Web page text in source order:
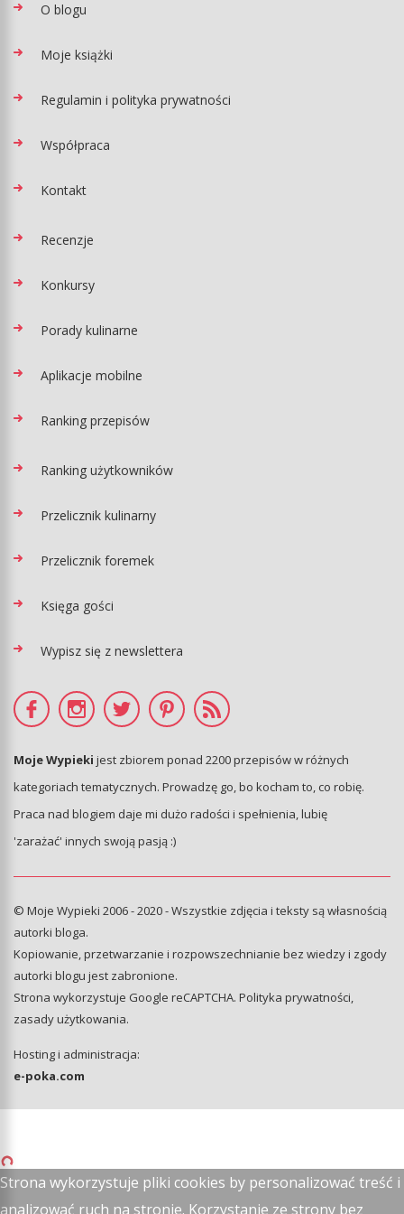
O blogu
Moje książki
Regulamin i polityka prywatności
Współpraca
Kontakt
Recenzje
Konkursy
Porady kulinarne
Aplikacje mobilne
Ranking przepisów
Ranking użytkowników
Przelicznik kulinarny
Przelicznik foremek
Księga gości
Wypisz się z newslettera
Moje Wypieki jest zbiorem ponad 2200 przepisów w różnych
kategoriach tematycznych. Prowadzę go, bo kocham to, co robię.
Praca nad blogiem daje mi dużo radości i spełnienia, lubię
'zarażać' innych swoją pasją :)
© Moje Wypieki 2006 - 2020 - Wszystkie zdjęcia i teksty są własnością
autorki bloga.
Kopiowanie, przetwarzanie i rozpowszechnianie bez wiedzy i zgody
autorki blogu jest zabronione.
Strona wykorzystuje Google reCAPTCHA. Polityka prywatności,
zasady użytkowania.
Hosting i administracja:
e-poka.com
Strona wykorzystuje pliki cookies by personalizować treść i
analizować ruch na stronie. Korzystanie ze strony bez